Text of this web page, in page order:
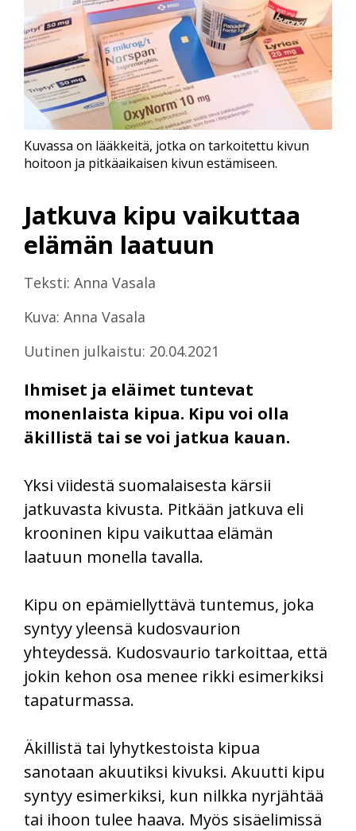
Jatkuva kipu vaikuttaa
elämän laatuun
Teksti: Anna Vasala
Kuva: Anna Vasala
Uutinen julkaistu: 20.04.2021
Ihmiset ja eläimet tuntevat
monenlaista kipua. Kipu voi olla
äkillistä tai se voi jatkua kauan.
Kuvassa on lääkkeitä, jotka on tarkoitettu kivun
hoitoon ja pitkäaikaisen kivun estämiseen.
Yksi viidestä suomalaisesta kärsii
jatkuvasta kivusta. Pitkään jatkuva eli
krooninen kipu vaikuttaa elämän
laatuun monella tavalla.
Kipu on epämiellyttävä tuntemus, joka
syntyy yleensä kudosvaurion
yhteydessä. Kudosvaurio tarkoittaa, että
jokin kehon osa menee rikki esimerkiksi
tapaturmassa.
Äkillistä tai lyhytkestoista kipua
sanotaan akuutiksi kivuksi. Akuutti kipu
syntyy esimerkiksi, kun nilkka nyrjähtää
tai ihoon tulee haava. Myös sisäelimissä